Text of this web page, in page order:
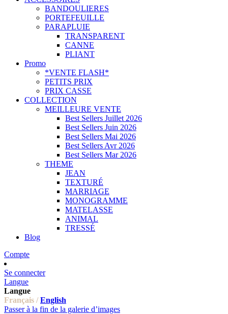
BANDOULIERES
PORTEFEUILLE
PARAPLUIE
TRANSPARENT
CANNE
PLIANT
Promo
*VENTE FLASH*
PETITS PRIX
PRIX CASSE
COLLECTION
MEILLEURE VENTE
Best Sellers Juillet 2026
Best Sellers Juin 2026
Best Sellers Mai 2026
Best Sellers Avr 2026
Best Sellers Mar 2026
THEME
JEAN
TEXTURÉ
MARRIAGE
MONOGRAMME
MATELASSE
ANIMAL
TRESSÉ
Blog
Compte
Se connecter
Langue
Langue
Français / English
Passer à la fin de la galerie d’images